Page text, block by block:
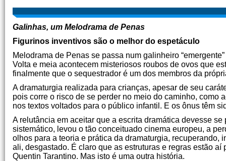
Galinhas, um Melodrama de Penas
Figurinos inventivos são o melhor do espetáculo
Melodrama de Penas se passa num galinheiro
Volta e meia acontecem misteriosos roubos de ovos que
finalmente que o sequestrador é um dos membros da
A dramaturgia realizada para crianças, apesar de seu
pois corre o risco de se perder no meio do caminho, como
nos textos voltados para o público infantil. E os ônus têm
A relutância em aceitar que a escrita dramática devesse
sistemático, levou o tão conceituado cinema europeu, a
olhos para a teoria e prática da dramaturgia,
ali, desgastado. É claro que as estruturas e regras estão
Quentin Tarantino. Mas isto é uma outra história.